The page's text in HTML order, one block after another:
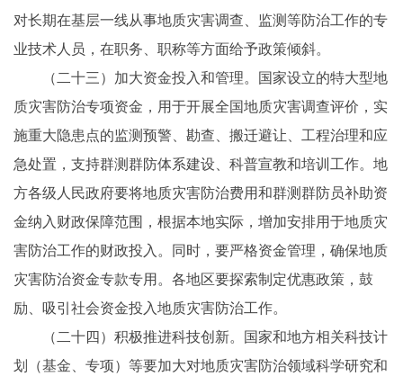
对长期在基层一线从事地质灾害调查、监测等防治工作的专
业技术人员，在职务、职称等方面给予政策倾斜。
（二十三）加大资金投入和管理。国家设立的特大型地
质灾害防治专项资金，用于开展全国地质灾害调查评价，实
施重大隐患点的监测预警、勘查、搬迁避让、工程治理和应
急处置，支持群测群防体系建设、科普宣教和培训工作。地
方各级人民政府要将地质灾害防治费用和群测群防员补助资
金纳入财政保障范围，根据本地实际，增加安排用于地质灾
害防治工作的财政投入。同时，要严格资金管理，确保地质
灾害防治资金专款专用。各地区要探索制定优惠政策，鼓
励、吸引社会资金投入地质灾害防治工作。
（二十四）积极推进科技创新。国家和地方相关科技计
划（基金、专项）等要加大对地质灾害防治领域科学研究和